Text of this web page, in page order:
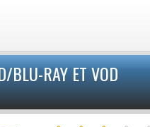
BLU-RAY ET VOD